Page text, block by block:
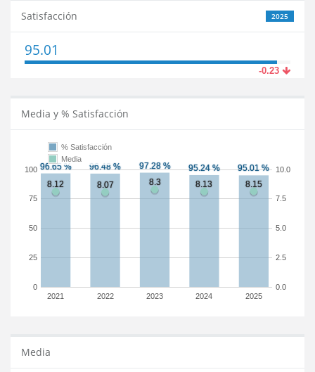
2025
Satisfacción
95.01
-0.23
Media y % Satisfacción
2021 2022 2023 2024 2025
0
25
50
75
100
0.0
2.5
5.0
7.5
10.0
% Satisfacción
Media
Media